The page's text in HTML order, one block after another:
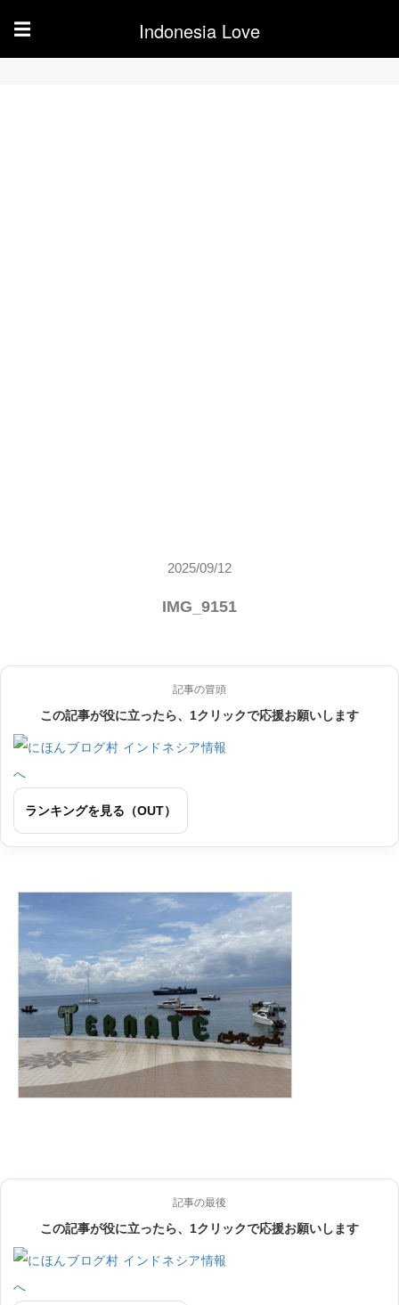
☰ Indonesia Love
2025/09/12
IMG_9151
記事の冒頭
この記事が役に立ったら、1クリックで応援お願いします
ランキングを見る（OUT）
記事の最後
この記事が役に立ったら、1クリックで応援お願いします